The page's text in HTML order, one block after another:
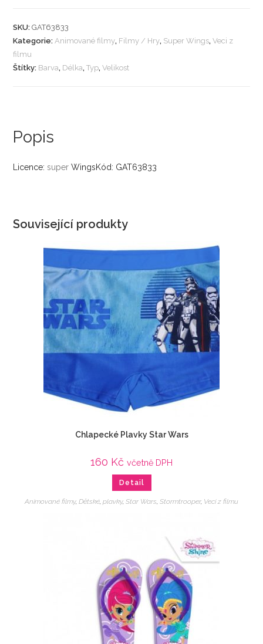
SKU:GAT63833
Kategorie:Animované filmy, Filmy / Hry, Super Wings,Veci z
filmu
Štítky: Barva, Délka,Typ,Velikost
Popis
Licence:super WingsKód: GAT63833
Související produkty
Chlapecké Plavky Star Wars
160 Kč včetně DPH
Detail
Animované filmy, Dětské, plavky, Star Wars, Stormtrooper, Veci z filmu